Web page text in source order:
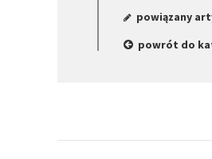
powiązany
powrót do